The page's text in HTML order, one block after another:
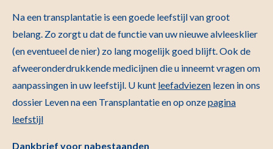
Na een transplantatie is een goede leefstijl van groot
belang. Zo zorgt u dat de functie van uw nieuwe alvleesklier
(en eventueel de nier) zo lang mogelijk goed blijft. Ook de
afweeronderdrukkende medicijnen die u inneemt vragen om
aanpassingen in uw leefstijl. U kunt leefadviezen lezen in ons
dossier Leven na een Transplantatie en op onzepagina
leefstijl
Dankbrief voor nabestaanden